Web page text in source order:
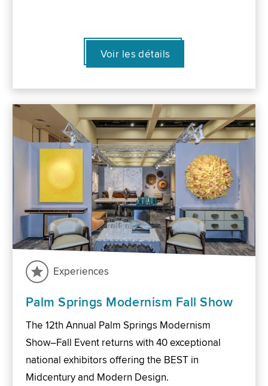
Voir les détails
Experiences
Palm Springs Modernism Fall Show
The 12th Annual Palm Springs Modernism
Show–Fall Event returns with 40 exceptional
national exhibitors offering the BEST in
Midcentury and Modern Design.